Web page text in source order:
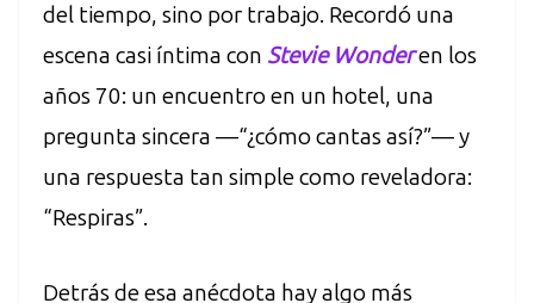
del tiempo, sino por trabajo. Recordó una
escena casi íntima con Stevie Wonderen los
años 70: un encuentro en un hotel, una
pregunta sincera —“¿cómo cantas así?”— y
una respuesta tan simple como reveladora:
“Respiras”.
Detrás de esa anécdota hay algo más